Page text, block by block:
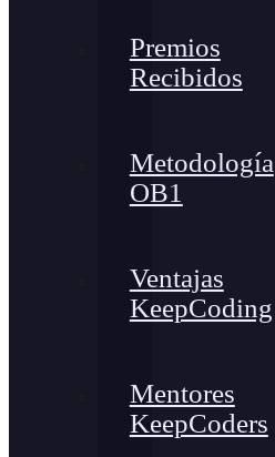
Premios
Recibidos
Metodología
OB1
Ventajas
KeepCoding
Mentores
KeepCoders